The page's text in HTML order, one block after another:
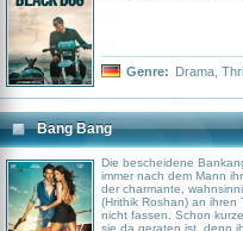
Genre: Drama
Bang Bang
Die bescheidene
immer nach dem Mann
der charmante,
(Hrithik Roshan) an
nicht fassen. Schon
sie da geraten ist, denn